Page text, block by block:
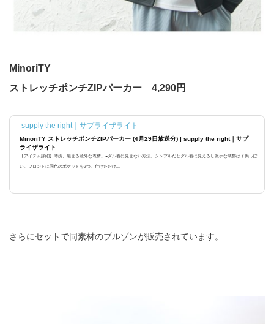
MinoriTY
ストレッチポンチZIPパーカー 4,290円
supply the right｜サプライザライト
MinoriTY ストレッチポンチZIPパーカー (4月29日放送分) | supply the right｜サプ
ライザライト
【アイテム詳細】時折、魅せる意外な表情。●ダル着に見せない方法。シンプルだとダル着に見えるし派手な装飾は子供っぽ
い。フロントに同色のポケットを2つ、付けただけ...
さらにセットで同素材のブルゾンが販売されています。